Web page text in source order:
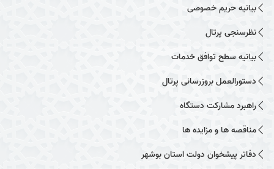
بیانیه حریم خصوصی
نظرسنجی پرتال
بیانیه سطح توافق خدمات
دستورالعمل بروزرسانی پرتال
راهبرد مشارکت دستگاه
مناقصه ها و مزایده ها
دفاتر پیشخوان دولت استان بوشهر